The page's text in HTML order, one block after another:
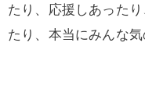
たり、応援しあった
たり、本当にみんな